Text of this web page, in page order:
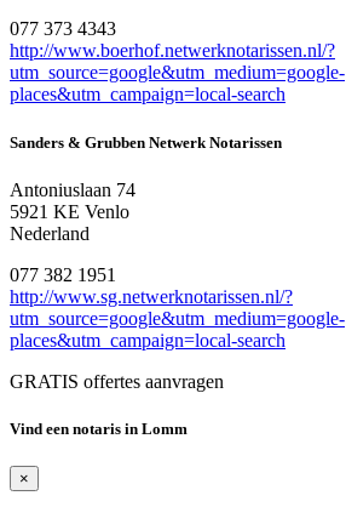
077 373 4343
http://www.boerhof.netwerknotarissen.nl/?
utm_source=google&utm_medium=google-
places&utm_campaign=local-search
Sanders & Grubben Netwerk Notarissen
Antoniuslaan 74
5921 KE Venlo
Nederland
077 382 1951
http://www.sg.netwerknotarissen.nl/?
utm_source=google&utm_medium=google-
places&utm_campaign=local-search
GRATIS offertes aanvragen
Vind een notaris in Lomm
×